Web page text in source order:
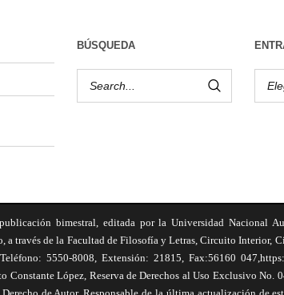
BÚSQUEDA
bimestral, editada por la Universidad Nacional
través de la Facultad de Filosofía y Letras, Circuito Interior,
5550-8008, Extensión: 21815, Fax:56160
López, Reserva de Derechos al Uso Exclusivo No.